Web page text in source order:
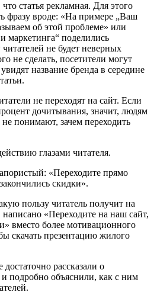
статья рекламная. Для этого
фразу вроде: «На примере „Ваш
об этой проблеме» или
маркетинга“ поделились
не будет неверных
не сделать, посетители могут
увидят название бренда в середине
не переходят на сайт. Если
дочитывания, значит, людям
понимают, зачем переходить
глазами читателя.
«Переходите прямо
скидки».
пользу читатель получит на
«Переходите на наш сайт,
вместо более мотивационного
скачать презентацию жилого
достаточно рассказали о
подробно объяснили, как с ним